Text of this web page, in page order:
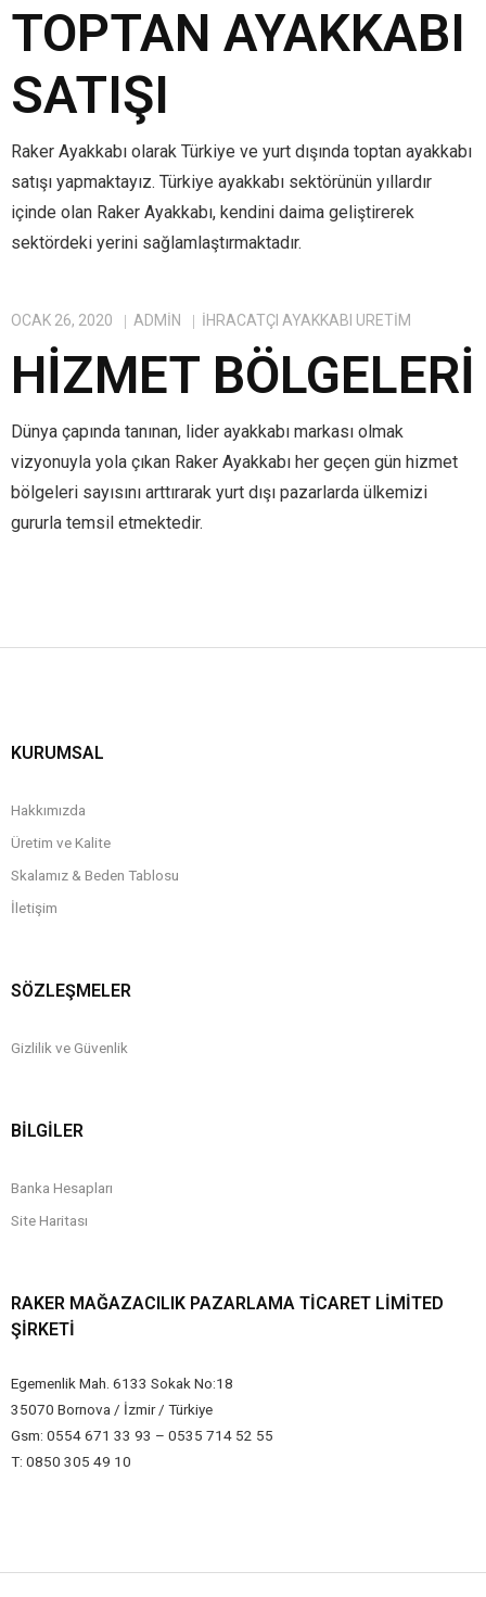
TOPTAN AYAKKABI
SATIŞI
Raker Ayakkabı olarak Türkiye ve yurt dışında toptan ayakkabı
satışı yapmaktayız. Türkiye ayakkabı sektörünün yıllardır
içinde olan Raker Ayakkabı, kendini daima geliştirerek
sektördeki yerini sağlamlaştırmaktadır.
OCAK 26, 2020 ADMIN IHRACATÇI AYAKKABI ÜRETIM
HIZMET BÖLGELERI
Dünya çapında tanınan, lider ayakkabı markası olmak
vizyonuyla yola çıkan Raker Ayakkabı her geçen gün hizmet
bölgeleri sayısını arttırarak yurt dışı pazarlarda ülkemizi
gururla temsil etmektedir.
KURUMSAL
Hakkımızda
Üretim ve Kalite
Skalamız & Beden Tablosu
İletişim
SÖZLEŞMELER
Gizlilik ve Güvenlik
BİLGİLER
Banka Hesapları
Site Haritası
RAKER MAĞAZACILIK PAZARLAMA TICARET LIMITED
ŞIRKETI
Egemenlik Mah. 6133 Sokak No:18
35070 Bornova / İzmir / Türkiye
Gsm: 0554 671 33 93 – 0535 714 52 55
T: 0850 305 49 10